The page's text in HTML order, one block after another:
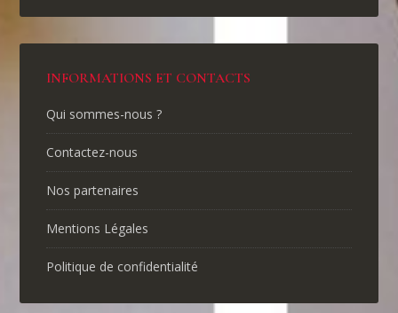
INFORMATIONS ET CONTACTS
Qui sommes-nous ?
Contactez-nous
Nos partenaires
Mentions Légales
Politique de confidentialité